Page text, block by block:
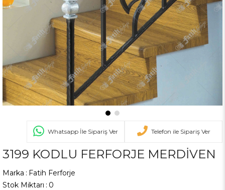
Whatsapp İle Sipariş Ver Telefon ile Sipariş Ver
3199 KODLU FERFORJE MERDİVEN
Marka : Fatih Ferforje
Stok Miktarı : 0